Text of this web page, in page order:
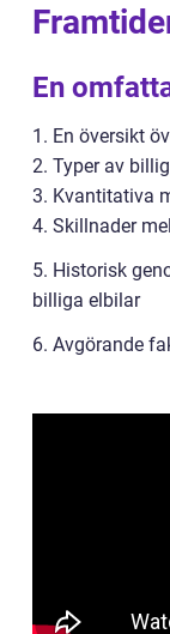
En
1. En översikt
2. Typer av
3. Kvantitativa
4. Skillnader
5. Historisk
billiga elbilar
6. Avgörande